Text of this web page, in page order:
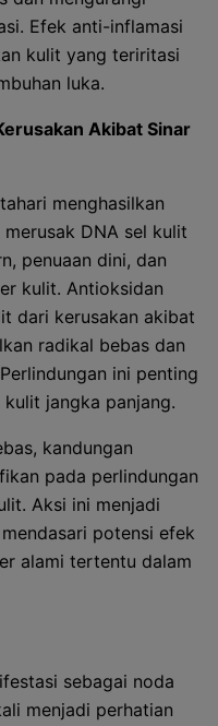
Efek anti-inflamasi
kulit yang teriritasi
luka.
Akibat Sinar
menghasilkan
DNA sel kulit
penuaan dini, dan
kulit. Antioksidan
dari kerusakan akibat
radikal bebas dan
ini penting
jangka panjang.
kandungan
pada perlindungan
Aksi ini menjadi
potensi efek
alami tertentu dalam
sebagai noda
menjadi perhatian